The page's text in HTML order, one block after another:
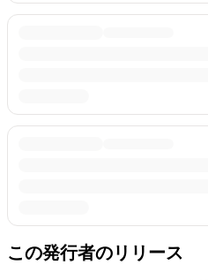
この発行者のリリース